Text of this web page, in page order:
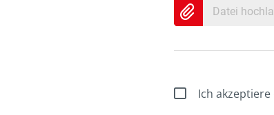
Datei
Ich